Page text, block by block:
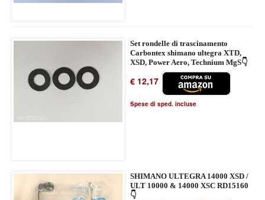
Set rondelle di trascinamento
Carbontex shimano ultegra XTD,
XSD, Power Aero, Technium MgS👇
€ 12,17
Spese di sped. incluse
SHIMANO ULTEGRA 14000 XSD /
ULT 10000 & 14000 XSC RD15160
👇